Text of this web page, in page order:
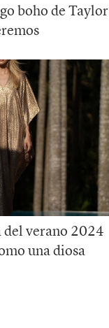
boho de Taylor
del verano 2024
una diosa